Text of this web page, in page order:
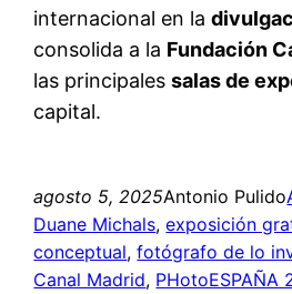
internacional en la
consolida a la Fundación
las principalessalas de
capital.
agosto 5, 2025Antonio Pulido
Duane Michals, exposición
conceptual, fotógrafo de lo
Canal Madrid, PHotoESPAÑA